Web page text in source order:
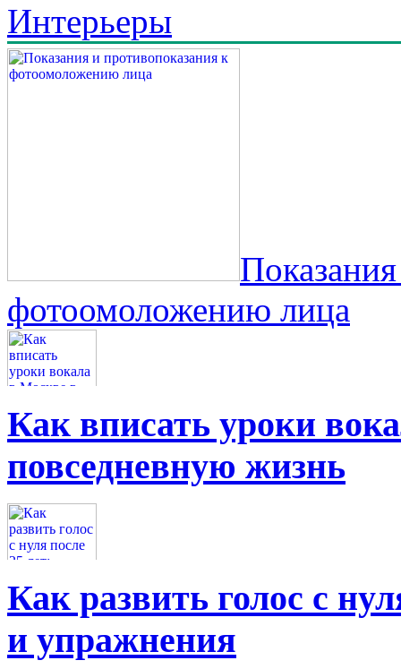
Интерьеры
фотоомоложению лица
Как вписать уроки
повседневную жизнь
Как развить голос с
и упражнения